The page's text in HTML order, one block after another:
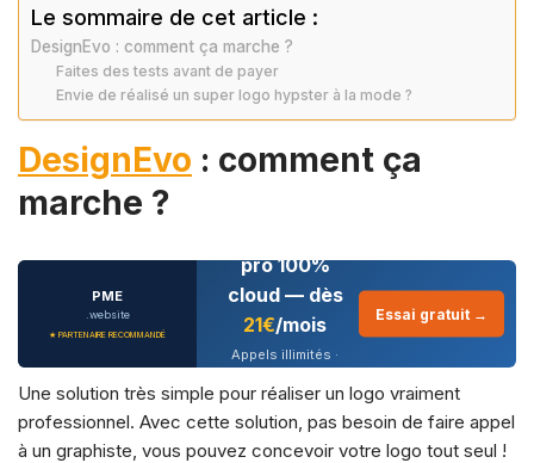
Le sommaire de cet article :
DesignEvo : comment ça marche ?
Faites des tests avant de payer
Envie de réalisé un super logo hypster à la mode ?
DesignEvo : comment ça
marche ?
PME
.website
★ PARTENAIRE RECOMMANDÉ
pro 100%
cloud — dès
21€/mois
Appels illimités ·
conversationnelle
Essai gratuit →
Une solution très simple pour réaliser un logo vraiment
professionnel. Avec cette solution, pas besoin de faire appel
à un graphiste, vous pouvez concevoir votre logo tout seul !